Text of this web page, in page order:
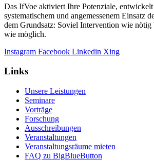
Das IfVoe aktiviert Ihre Potenziale, entwickelt
systematischem und angemessenem Einsatz
dem Grundsatz: Soviel Intervention wie
wie möglich.
Instagram Facebook Linkedin Xing
Links
Unsere Leistungen
Seminare
Vorträge
Forschung
Ausschreibungen
Veranstaltungen
Veranstaltungs­räume mieten
FAQ zu BigBlueButton